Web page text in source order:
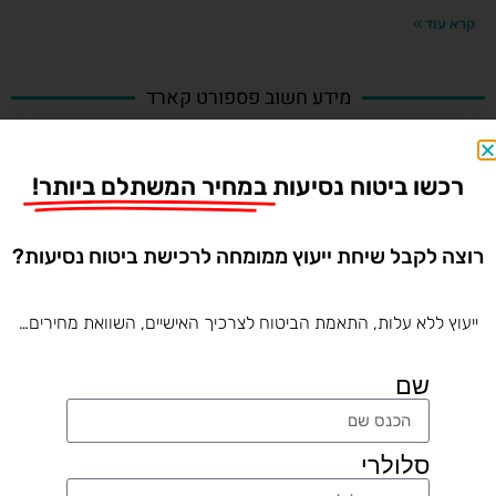
קרא עוד »
מידע חשוב פספורט קארד
שירות לקוחות פספורט קארד
שאלות ותשובות פספורט קארד
לרכישה אונליין
רכשו ביטוח נסיעות במחיר המשתלם ביותר!
רוצה לקבל שיחת ייעוץ ממומחה לרכישת ביטוח נסיעות?
ייעוץ ללא עלות, התאמת הביטוח לצרכיך האישיים, השוואת מחירים…
שם
סלולרי